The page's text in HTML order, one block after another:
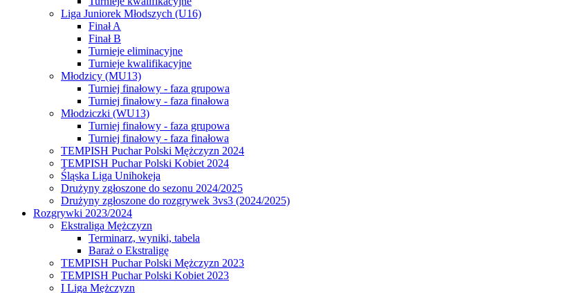
Liga Juniorek Młodszych (U16)
Finał A
Finał B
Turnieje eliminacyjne
Turnieje kwalifikacyjne
Młodzicy (MU13)
Turniej finałowy - faza grupowa
Turniej finałowy - faza finałowa
Młodziczki (WU13)
Turniej finałowy - faza grupowa
Turniej finałowy - faza finałowa
TEMPISH Puchar Polski Mężczyzn 2024
TEMPISH Puchar Polski Kobiet 2024
Śląska Liga Unihokeja
Drużyny zgłoszone do sezonu 2024/2025
Drużyny zgłoszone do rozgrywek 3vs3 (2024/2025)
Rozgrywki 2023/2024
Ekstraliga Mężczyzn
Terminarz, wyniki, tabela
Baraż o Ekstraligę
TEMPISH Puchar Polski Mężczyzn 2023
TEMPISH Puchar Polski Kobiet 2023
I Liga Mężczyzn